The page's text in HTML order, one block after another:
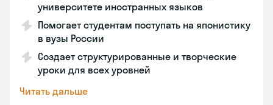
университете иностранных языков
Помогает студентам поступать на японистику
в вузы России
Создает структурированные и творческие
уроки для всех уровней
Читать дальше